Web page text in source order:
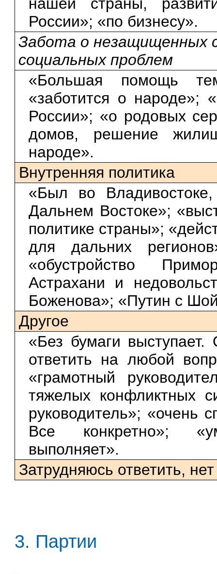
России»; «по бизнесу».
Забота о незащищенных
социальных проблем
«Большая помощь
«заботится о народе»;
России»; «о родовых
домов, решение
народе».
Внутренняя политика
«Был во
Дальнем Востоке»;
политике страны»;
для дальних
«обустройство
Астрахани и
Боженова»; «Путин с
Другое
«Без бумаги выступает.
ответить на любой
«грамотный
тяжелых конфликтных
руководитель»; «очень
Все конкретно»;
выполняет».
Затрудняюсь ответить,
3. Партии